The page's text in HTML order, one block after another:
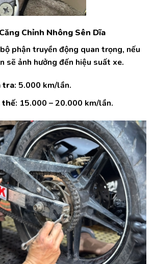
Chỉnh Nhông Sên Dĩa
phận truyền động quan trọng, nếu
sẽ ảnh hưởng đến hiệu suất xe.
tra: 5.000 km/lần.
thế: 15.000 – 20.000 km/lần.